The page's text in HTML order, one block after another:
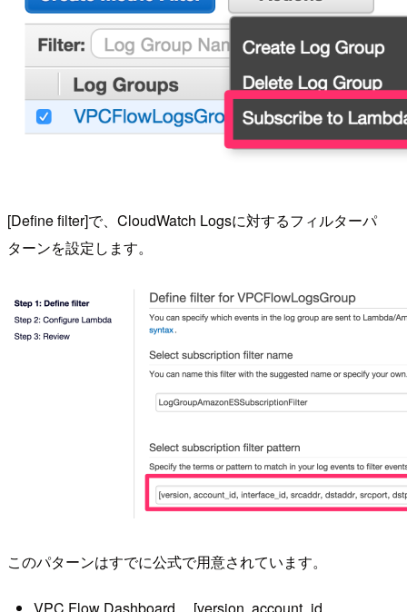
[Define filter]で、CloudWatch Logsに対するフィルターパ
ターンを設定します。
このパターンはすでに公式で用意されています。